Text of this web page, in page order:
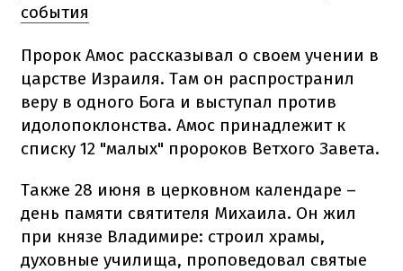
события
Пророк Амос рассказывал о своем учении в
царстве Израиля. Там он распространил
веру в одного Бога и выступал против
идолопоклонства. Амос принадлежит к
списку 12 "малых" пророков Ветхого Завета.
Также 28 июня в церковном календаре –
день памяти святителя Михаила. Он жил
при князе Владимире: строил храмы,
духовные училища, проповедовал святые